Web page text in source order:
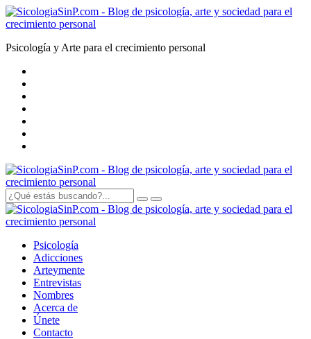
Psicología y Arte para el crecimiento personal
Psicología
Adicciones
Arteymente
Entrevistas
Nombres
Acerca de
Únete
Contacto